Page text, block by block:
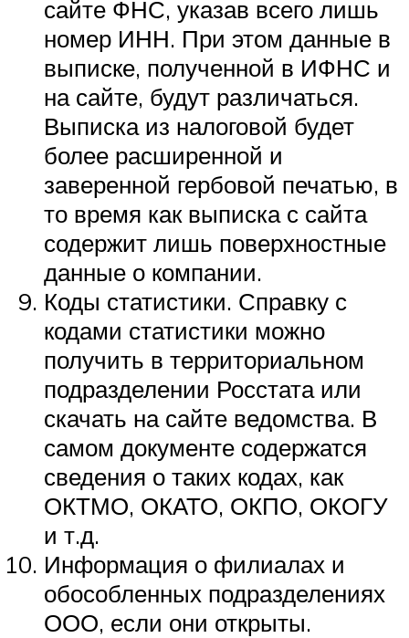
сайте ФНС, указав всего лишь
номер ИНН. При этом данные в
выписке, полученной в ИФНС и
на сайте, будут различаться.
Выписка из налоговой будет
более расширенной и
заверенной гербовой печатью, в
то время как выписка с сайта
содержит лишь поверхностные
данные о компании.
Коды статистики. Справку с
кодами статистики можно
получить в территориальном
подразделении Росстата или
скачать на сайте ведомства. В
самом документе содержатся
сведения о таких кодах, как
ОКТМО, ОКАТО, ОКПО, ОКОГУ
и т.д.
Информация о филиалах и
обособленных подразделениях
ООО, если они открыты.